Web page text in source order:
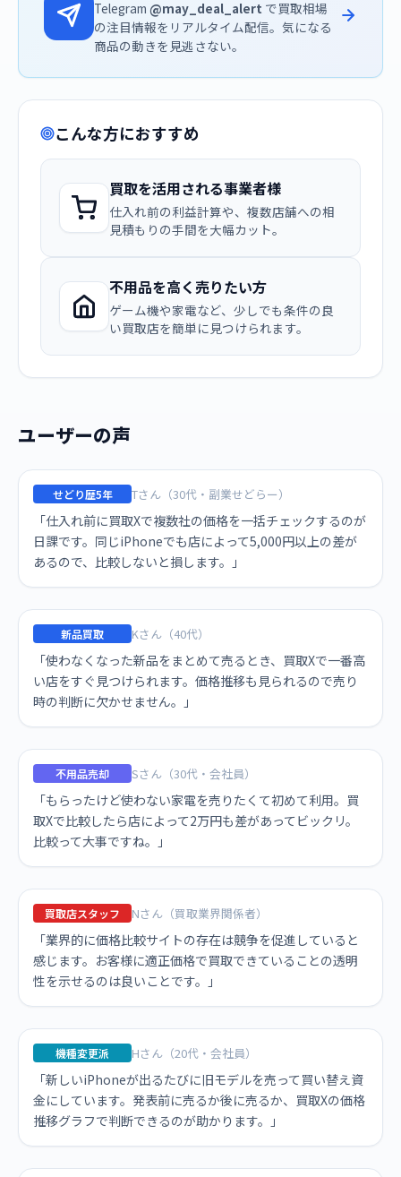
Telegram @may_deal_alert で買取相場
の注目情報をリアルタイム配信。気になる
商品の動きを見逃さない。
こんな方におすすめ
買取を活用される事業者様
仕入れ前の利益計算や、複数店舗への相
見積もりの手間を大幅カット。
不用品を高く売りたい方
ゲーム機や家電など、少しでも条件の良
い買取店を簡単に見つけられます。
ユーザーの声
せどり歴5年 Tさん（30代・副業せどらー）
「仕入れ前に買取Xで複数社の価格を一括チェックするのが
日課です。同じiPhoneでも店によって5,000円以上の差が
あるので、比較しないと損します。」
新品買取 Kさん（40代）
「使わなくなった新品をまとめて売るとき、買取Xで一番高
い店をすぐ見つけられます。価格推移も見られるので売り
時の判断に欠かせません。」
不用品売却 Sさん（30代・会社員）
「もらったけど使わない家電を売りたくて初めて利用。買
取Xで比較したら店によって2万円も差があってビックリ。
比較って大事ですね。」
買取店スタッフ Nさん（買取業界関係者）
「業界的に価格比較サイトの存在は競争を促進していると
感じます。お客様に適正価格で買取できていることの透明
性を示せるのは良いことです。」
機種変更派 Hさん（20代・会社員）
「新しいiPhoneが出るたびに旧モデルを売って買い替え資
金にしています。発表前に売るか後に売るか、買取Xの価格
推移グラフで判断できるのが助かります。」